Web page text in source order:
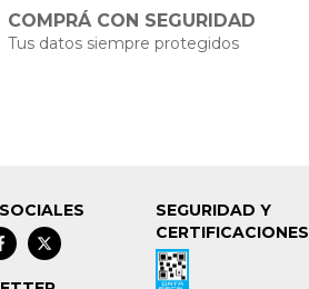
COMPRÁ CON SEGURIDAD
Tus datos siempre protegidos
SEGURIDAD Y
CERTIFICACIONES